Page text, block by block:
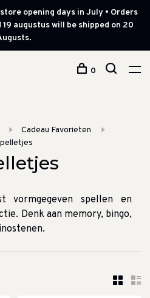
opening days in July • Orders
augustus will be shipped on 20
0
Cadeau Favorieten
vormgegeven spellen en
Denk aan memory, bingo,